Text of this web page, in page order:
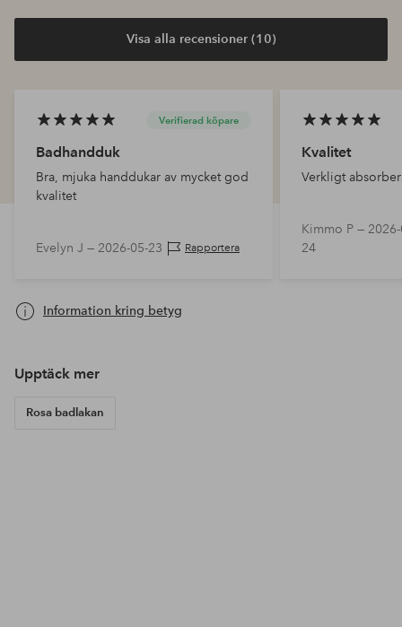
Visa alla recensioner (10)
Verifierad köpare
Badhandduk
Bra, mjuka handdukar av mycket god
kvalitet
Evelyn J — 2026-05-23 Rapportera
Kvalitet
Verkligt
Kimmo P —
24
Information kring betyg
Upptäck mer
Rosa badlakan